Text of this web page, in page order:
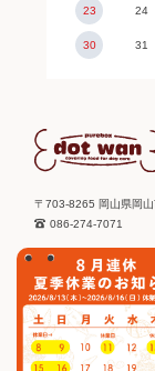
23 24
30 31
〒703-8265 岡山県岡
086-274-7071
ご利用ガイド
取り扱い店
ドットわんカタ
会社概要
会